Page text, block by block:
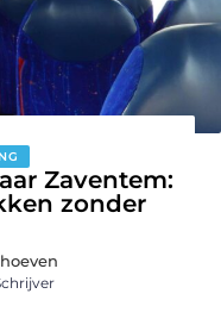
Zaventem:
zonder